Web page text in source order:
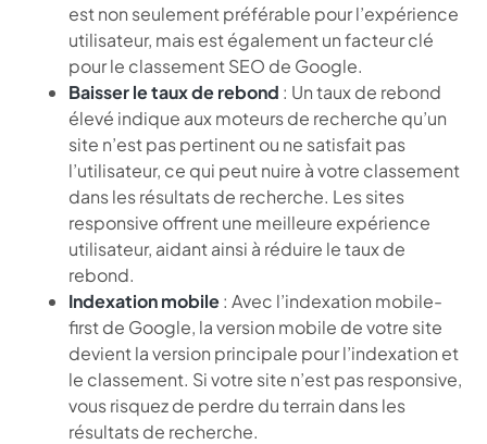
est non seulement préférable pour l’expérience
utilisateur, mais est également un facteur clé
pour le classement SEO de Google.
Baisser le taux de rebond : Un taux de rebond
élevé indique aux moteurs de recherche qu’un
site n’est pas pertinent ou ne satisfait pas
l’utilisateur, ce qui peut nuire à votre classement
dans les résultats de recherche. Les sites
responsive offrent une meilleure expérience
utilisateur, aidant ainsi à réduire le taux de
rebond.
Indexation mobile: Avec l’indexation mobile-
first de Google, la version mobile de votre site
devient la version principale pour l’indexation et
le classement. Si votre site n’est pas responsive,
vous risquez de perdre du terrain dans les
résultats de recherche.